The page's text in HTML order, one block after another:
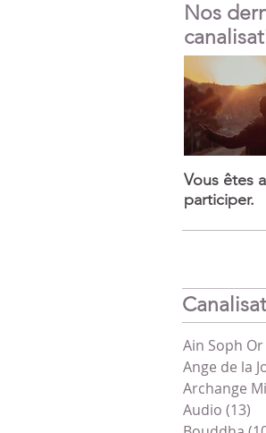
Nos
Vous êtes
participer.
Ain Soph Or
Ange de la
Audio (13)